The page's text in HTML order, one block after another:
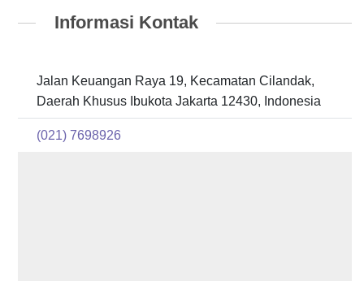
Informasi Kontak
Jalan Keuangan Raya 19, Kecamatan Cilandak,
Daerah Khusus Ibukota Jakarta 12430, Indonesia
(021) 7698926